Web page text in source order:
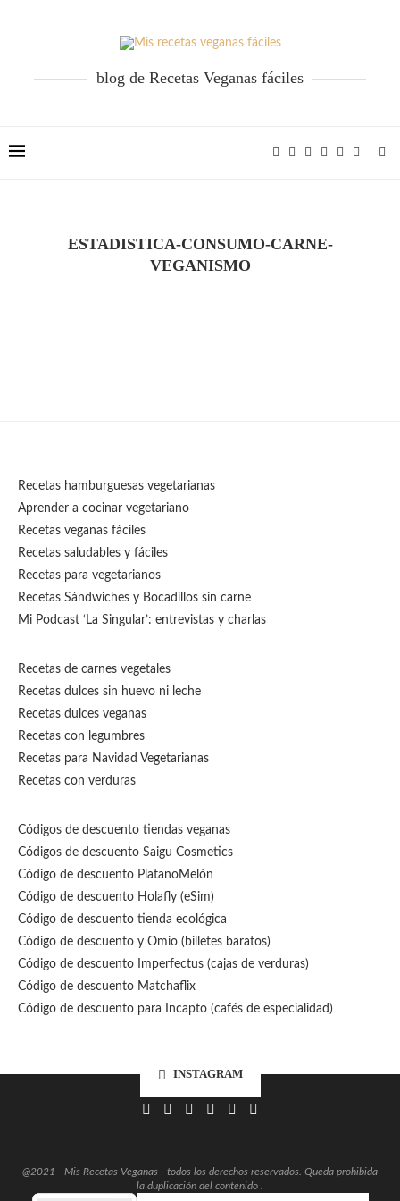
blog de Recetas Veganas fáciles
ESTADISTICA-CONSUMO-CARNE-
VEGANISMO
Recetas hamburguesas vegetarianas
Aprender a cocinar vegetariano
Recetas veganas fáciles
Recetas saludables y fáciles
Recetas para vegetarianos
Recetas Sándwiches y Bocadillos sin carne
Mi Podcast ‘La Singular’: entrevistas y charlas
Recetas de carnes vegetales
Recetas dulces sin huevo ni leche
Recetas dulces veganas
Recetas con legumbres
Recetas para Navidad Vegetarianas
Recetas con verduras
Códigos de descuento tiendas veganas
Códigos de descuento Saigu Cosmetics
Código de descuento PlatanoMelón
Código de descuento Holafly (eSim)
Código de descuento tienda ecológica
Código de descuento y Omio (billetes baratos)
Código de descuento Imperfectus (cajas de verduras)
Código de descuento Matchaflix
Código de descuento para Incapto (cafés de especialidad)
INSTAGRAM
@2021 - Mis Recetas Veganas - todos los derechos reservados. Queda prohibida
la duplicación del contenido .